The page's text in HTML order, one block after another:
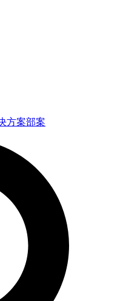
方案部案